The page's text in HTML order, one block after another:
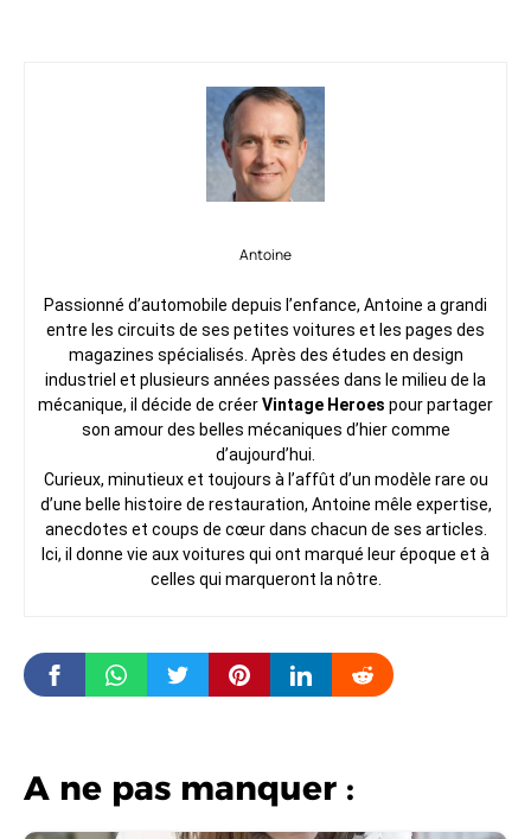
Antoine
Passionné d’automobile depuis l’enfance, Antoine a grandi
entre les circuits de ses petites voitures et les pages des
magazines spécialisés. Après des études en design
industriel et plusieurs années passées dans le milieu de la
mécanique, il décide de créerVintage Heroes pour partager
son amour des belles mécaniques d’hier comme
d’aujourd’hui.
Curieux, minutieux et toujours à l’affût d’un modèle rare ou
d’une belle histoire de restauration, Antoine mêle expertise,
anecdotes et coups de cœur dans chacun de ses articles.
Ici, il donne vie aux voitures qui ont marqué leur époque et à
celles qui marqueront la nôtre.
A ne pas manquer :